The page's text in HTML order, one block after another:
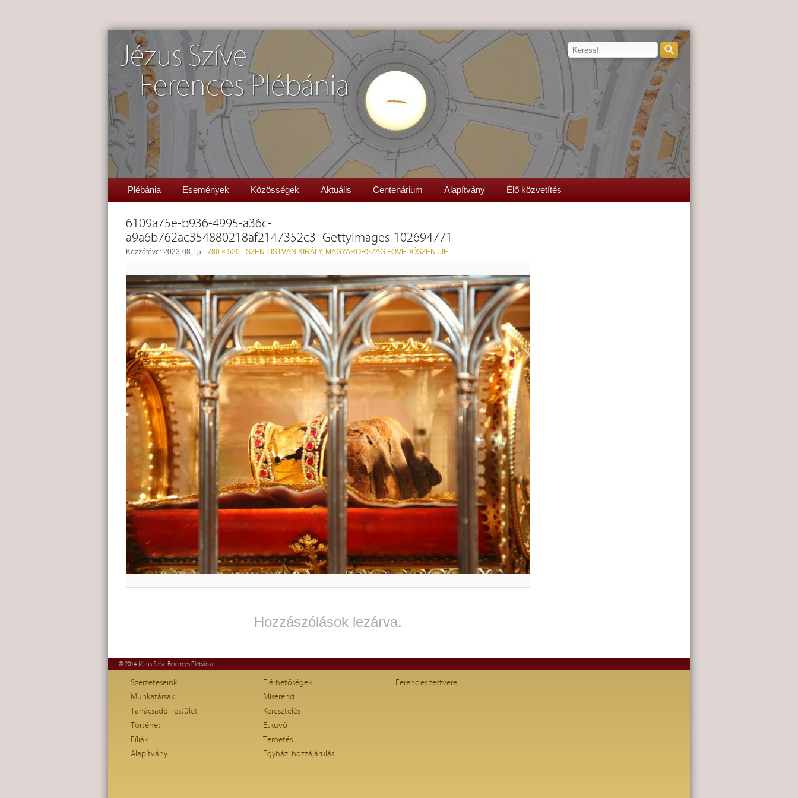
Jézus Szíve
Ferences Plébánia
Plébánia Események Közösségek Aktuális Centenárium Alapítvány Élő közvetítés
6109a75e-b936-4995-a36c-
a9a6b762ac354880218af2147352c3_GettyImages-102694771
Közzétéve: 2023-08-15 - 780 × 520 - SZENT ISTVÁN KIRÁLY, MAGYARORSZÁG FŐVÉDŐSZENTJE
Hozzászólások lezárva.
© 2014 Jézus Szíve Ferences Plébánia
Szerzeteseink
Munkatársak
Tanácsadó Testület
Történet
Fíliák
Alapítvány
Elérhetőségek
Miserend
Keresztelés
Esküvő
Temetés
Egyházi hozzájárulás
Ferenc és testvérei